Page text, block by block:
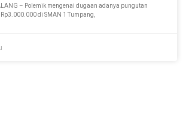
– Polemik mengenai dugaan adanya pungutan
di SMAN 1 Tumpang,